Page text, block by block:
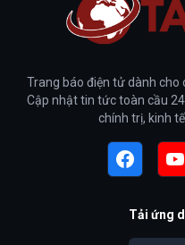
Trang báo điện tử dành cho
Cập nhật tin tức toàn cầu
chính trị, kinh
Tải ứng